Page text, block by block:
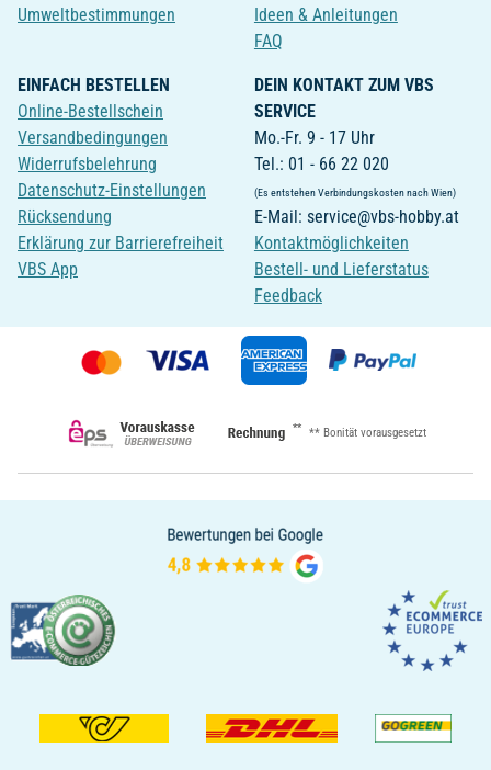
Umweltbestimmungen
Ideen & Anleitungen
FAQ
EINFACH BESTELLEN
Online-Bestellschein
Versandbedingungen
Widerrufsbelehrung
Datenschutz-Einstellungen
Rücksendung
Erklärung zur Barrierefreiheit
VBS App
DEIN KONTAKT ZUM VBS
SERVICE
Mo.-Fr. 9 - 17 Uhr
Tel.: 01 - 66 22 020
(Es entstehen Verbindungskosten nach Wien)
E-Mail: service@vbs-hobby.at
Kontaktmöglichkeiten
Bestell- und Lieferstatus
Feedback
** ** Bonität vorausgesetzt